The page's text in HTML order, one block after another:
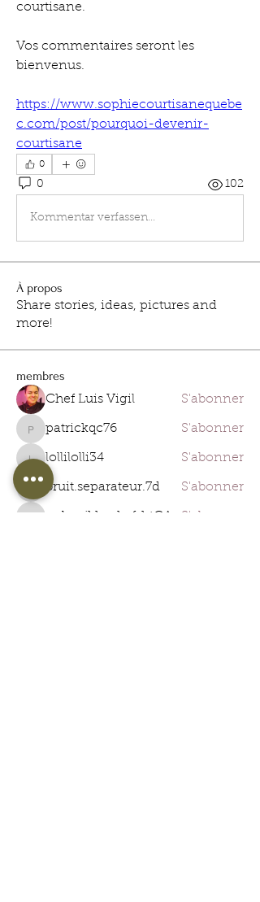
courtisane.
Vos commentaires seront les
bienvenus.
https://www.sophiecourtisanequebe
c.com/post/pourquoi-devenir-
courtisane
0
0 102
Kommentar verfassen...
À propos
Share stories, ideas, pictures and
more!
membres
Chef Luis Vigil S'abonner
patrickqc76
patrickqc76 S'abonner
lollilolli34
lollilolli34 S'abonner
bruit.separateur.7d
bruit.separateur.7d S'abonner
gobpxjkhnrkxfshtCA
S'abonner